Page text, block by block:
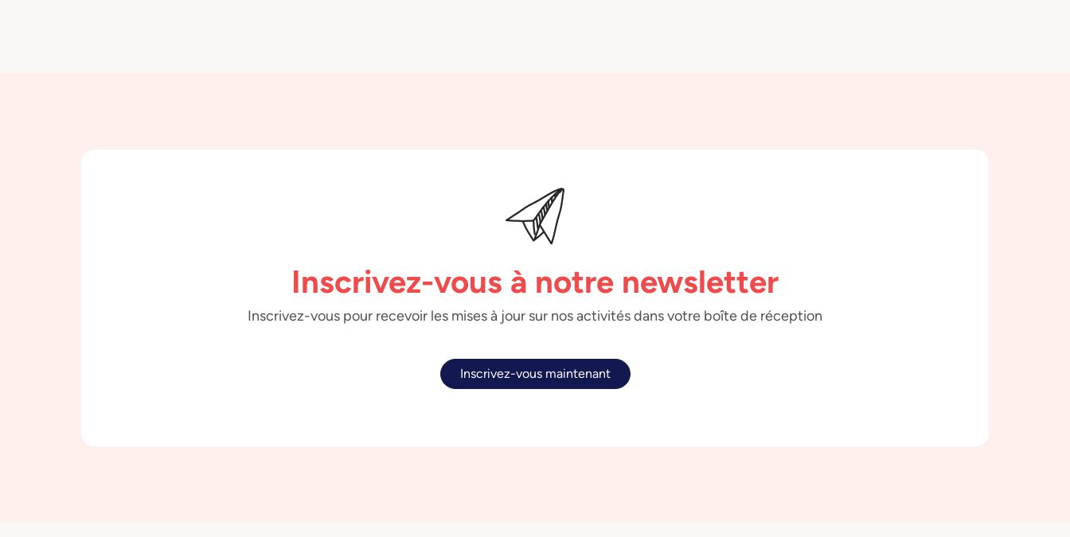
Inscrivez-vous à notre newsletter
Inscrivez-vous pour recevoir les mises à jour sur nos activités dans votre boîte de réception
Inscrivez-vous maintenant